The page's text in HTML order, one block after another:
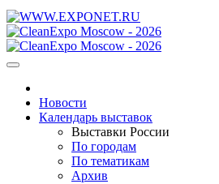
Новости
Календарь выставок
Выставки России
По городам
По тематикам
Архив